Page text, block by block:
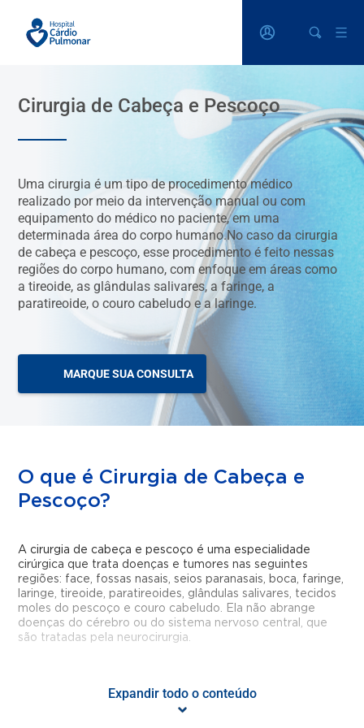
Cirurgia de Cabeça e Pescoço
Uma cirurgia é um tipo de procedimento médico
realizado por meio da intervenção manual ou com
equipamento do médico no paciente, em uma
determinada área do corpo humano.No caso da cirurgia
de cabeça e pescoço, esse procedimento é feito nessas
regiões do corpo humano, com enfoque em áreas como
a tireoide, as glândulas salivares, a faringe, a
paratireoide, o couro cabeludo e a laringe.
MARQUE SUA CONSULTA
O que é Cirurgia de Cabeça e
Pescoço?
A cirurgia de cabeça e pescoço é uma especialidade
cirúrgica que trata doenças e tumores nas seguintes
regiões: face, fossas nasais, seios paranasais, boca, faringe,
laringe, tireoide, paratireoides, glândulas salivares, tecidos
moles do pescoço e couro cabeludo. Ela não abrange
doenças do cérebro ou do sistema nervoso central, que
são tratadas pela neurocirurgia.
Pescoço?
Expandir todo o conteúdo